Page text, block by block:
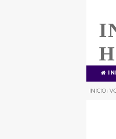
INICIO |